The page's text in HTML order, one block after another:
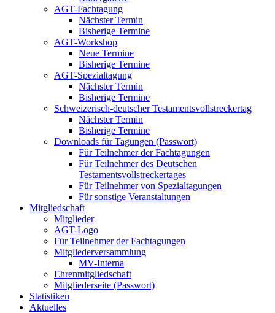
AGT-Fachtagung
Nächster Termin
Bisherige Termine
AGT-Workshop
Neue Termine
Bisherige Termine
AGT-Spezialtagung
Nächster Termin
Bisherige Termine
Schweizerisch-deutscher Testamentsvollstreckertag
Nächster Termin
Bisherige Termine
Downloads für Tagungen (Passwort)
Für Teilnehmer der Fachtagungen
Für Teilnehmer des Deutschen
Testamentsvollstreckertages
Für Teilnehmer von Spezialtagungen
Für sonstige Veranstaltungen
Mitgliedschaft
Mitglieder
AGT-Logo
Für Teilnehmer der Fachtagungen
Mitgliederversammlung
MV-Interna
Ehrenmitgliedschaft
Mitgliederseite (Passwort)
Statistiken
Aktuelles